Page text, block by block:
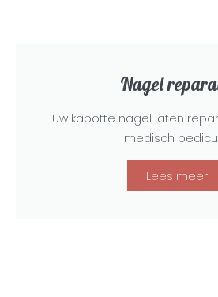
Nagel
Uw kapotte nagel laten
medisch
Lees meer